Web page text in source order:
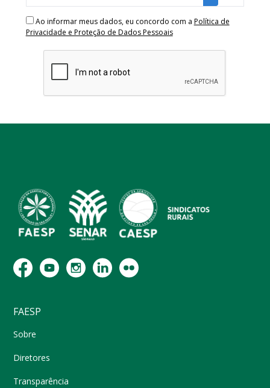
Ao informar meus dados, eu concordo com a Política de
Privacidade e Proteção de Dados Pessoais
FAESP
Sobre
Diretores
Transparência